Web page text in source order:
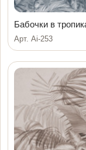
Бабочки в
Арт. Ai-253